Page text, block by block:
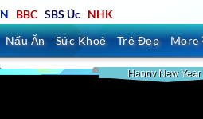
BBC SBS Úc
NHK
Nấu Ăn
Sức Khoẻ Trẻ Đẹp More
Happy New Year